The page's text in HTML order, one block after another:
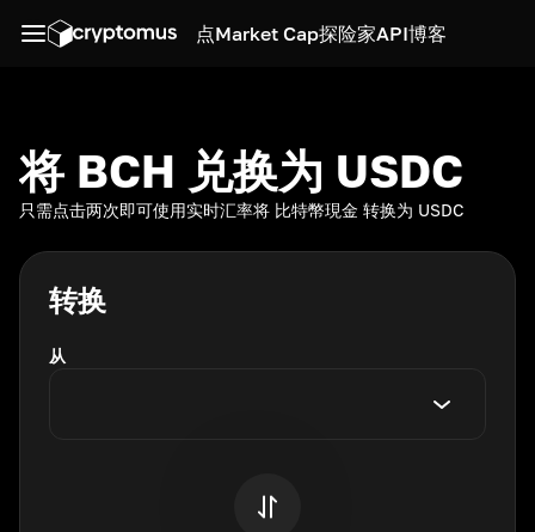
点Market Cap探险家API博客
将 BCH 兑换为 USDC
只需点击两次即可使用实时汇率将 比特幣現金 转换为 USDC
转换
从